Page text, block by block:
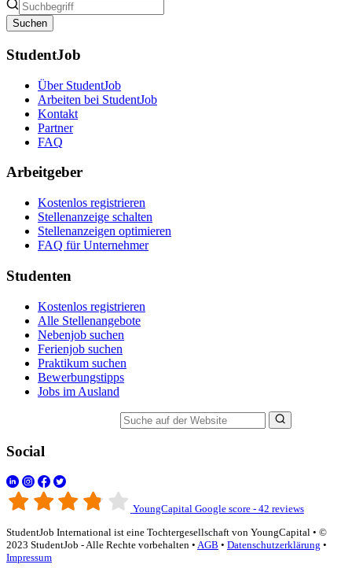
Suchen
StudentJob
Über StudentJob
Arbeiten bei StudentJob
Kontakt
Partner
FAQ
Arbeitgeber
Kostenlos registrieren
Stellenanzeige schalten
Stellenanzeigen optimieren
FAQ für Unternehmer
Studenten
Kostenlos registrieren
Alle Stellenangebote
Nebenjob suchen
Ferienjob suchen
Praktikum suchen
Bewerbungstipps
Jobs im Ausland
Social
YoungCapital Google score - 42 reviews
StudentJob International ist eine Tochtergesellschaft von YoungCapital • ©
2023 StudentJob - Alle Rechte vorbehalten • AGB • Datenschutzerklärung •
Impressum